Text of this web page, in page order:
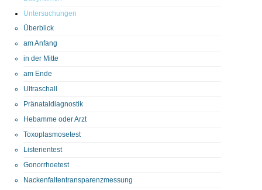
Untersuchungen
Überblick
am Anfang
in der Mitte
am Ende
Ultraschall
Pränataldiagnostik
Hebamme oder Arzt
Toxoplasmosetest
Listerientest
Gonorrhoetest
Nackenfaltentransparenzmessung